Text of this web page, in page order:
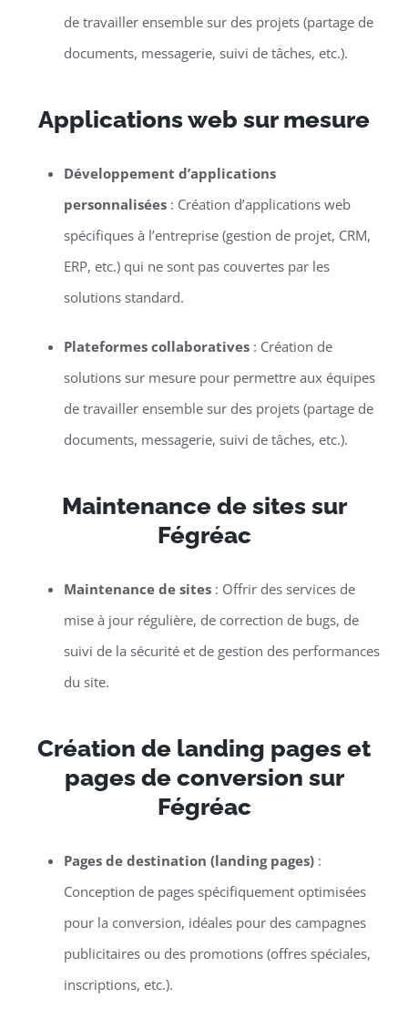
de travailler ensemble sur des projets (partage de
documents, messagerie, suivi de tâches, etc.).
Applications web sur mesure
Développement d’applications
personnalisées: Création d’applications web
spécifiques à l’entreprise (gestion de projet, CRM,
ERP, etc.) qui ne sont pas couvertes par les
solutions standard.
Plateformes collaboratives: Création de
solutions sur mesure pour permettre aux équipes
de travailler ensemble sur des projets (partage de
documents, messagerie, suivi de tâches, etc.).
Maintenance de sites sur
Fégréac
Maintenance de sites: Offrir des services de
mise à jour régulière, de correction de bugs, de
suivi de la sécurité et de gestion des performances
du site.
Création de landing pages et
pages de conversion sur
Fégréac
Pages de destination (landing pages):
Conception de pages spécifiquement optimisées
pour la conversion, idéales pour des campagnes
publicitaires ou des promotions (offres spéciales,
inscriptions, etc.).